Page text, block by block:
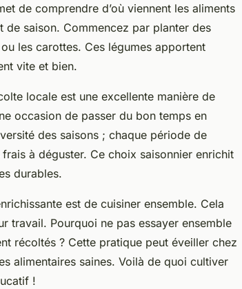
de comprendre d’où viennent les aliments
de saison. Commencez par planter des
ou les carottes. Ces légumes apportent
vite et bien.
locale est une excellente manière de
occasion de passer du bon temps en
des saisons ; chaque période de
à déguster. Ce choix saisonnier enrichit
durables.
est de cuisiner ensemble. Cela
travail. Pourquoi ne pas essayer ensemble
récoltés ? Cette pratique peut éveiller chez
alimentaires saines. Voilà de quoi cultiver
!